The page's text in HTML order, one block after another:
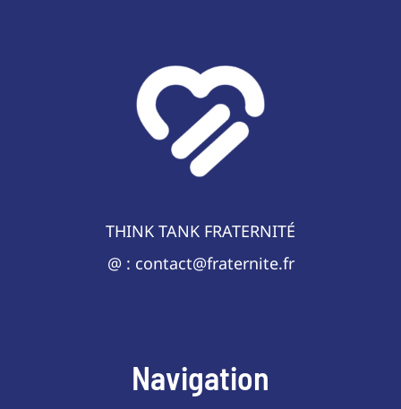
THINK TANK FRATERNITÉ
@ : contact@fraternite.fr
Navigation